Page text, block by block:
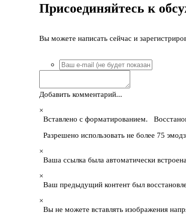
Присоединяйтесь к
Вы можете написать сейчас и
Добавить комментарий...
×
Вставлено с форматированием.
Разрешено использовать не более 75
×
Ваша ссылка была автоматически
×
Ваш предыдущий контент был
×
Вы не можете вставлять изображения